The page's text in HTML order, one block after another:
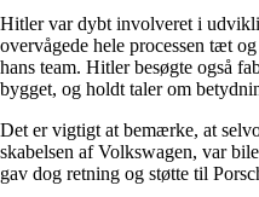
Hitler var dybt involveret i
overvågede hele processen tæt
hans team. Hitler besøgte også
bygget, og holdt taler om
Det er vigtigt at bemærke, at
skabelsen af Volkswagen, var
gav dog retning og støtte til